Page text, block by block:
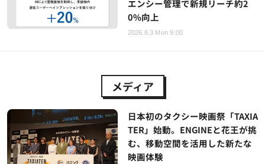
エンシー管理で新規リーチ約2
0%向上
2026.8.3 Mon 9:00
メディア
日本初のタクシー映画祭「TAXIA
TER」始動。ENGINEと花王が挑
む、移動空間を活用した新たな
映画体験